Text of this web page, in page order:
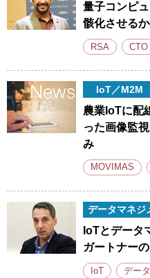
量子コンピ
骸化させる
RSA CTO
IoT／M2M
農業IoTに配
った画像監
み
MOVIMAS
データマネジ
IoTとデータ
ガートナー
IoT デー